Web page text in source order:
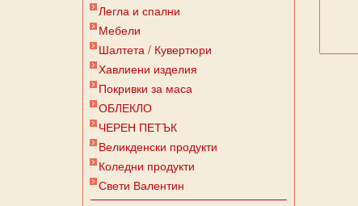
Легла и спални
Мебели
Шалтета / Кувертюри
Хавлиени изделия
Покривки за маса
ОБЛЕКЛО
ЧЕРЕН ПЕТЪК
Великденски продукти
Коледни продукти
Свети Валентин